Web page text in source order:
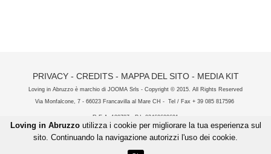
PRIVACY- CREDITS- MAPPA DEL SITO- MEDIA KIT
Loving in Abruzzo è marchio di JOOMA Srls - Copyright © 2015. All Rights Reserved
Via Monfalcone, 7 - 66023 Francavilla al Mare CH - Tel / Fax + 39 085 817596
R.E.A. 180707 - P.I. 02460600691
Loving in Abruzzoutilizza i cookie per migliorare la tua esperienza sul
sito. Continuando la navigazione autorizzi l'uso dei cookie.